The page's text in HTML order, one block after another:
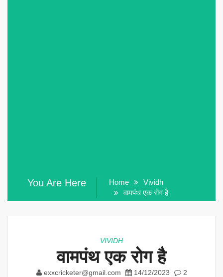
You Are Here Home
Vividh
वामपंथ एक रोग है
VIVIDH
वामपंथ एक रोग है
exxcricketer@gmail.com 14/12/2023
2